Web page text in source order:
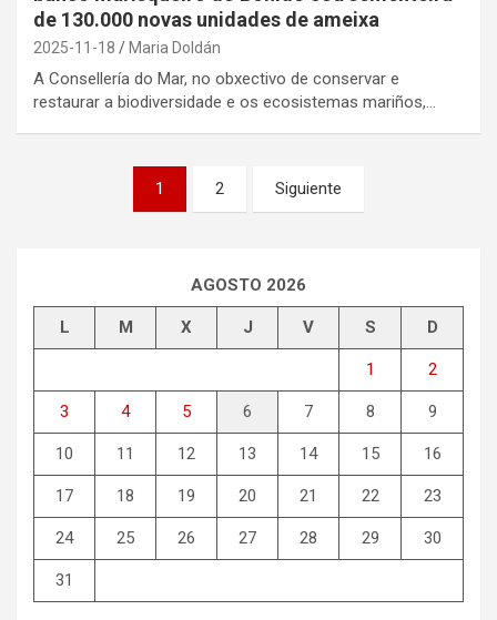
de 130.000 novas unidades de ameixa
2025-11-18 Maria Doldán
A Consellería do Mar, no obxectivo de conservar e
restaurar a biodiversidade e os ecosistemas mariños,…
1 2 Siguiente
AGOSTO 2026
L M X J V S D
1 2
3 4 5 6 7 8 9
10 11 12 13 14 15 16
17 18 19 20 21 22 23
24 25 26 27 28 29 30
31